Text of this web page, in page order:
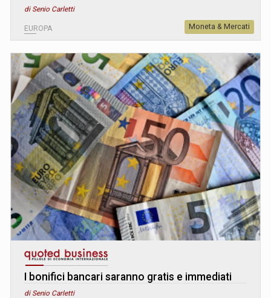
di Senio Carletti
EUROPA Moneta & Mercati
I bonifici bancari saranno gratis e immediati
di Senio Carletti